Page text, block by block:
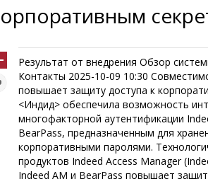
Результат от внедрения Обзор
Контакты 2025-10-09 10:30
повышает защиту доступа к
<Индид> обеспечила возможность
многофакторной аутентификации
BearPass, предназначенным для
корпоративными паролями.
продуктов Indeed Access Manager
Indeed AM и BearPass повышает